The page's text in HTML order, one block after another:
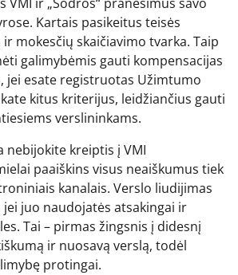
Kartais pasikeitus teisės
mokesčių skaičiavimo tvarka. Taip
galimybėmis gauti kompensacijas
jei esate registruotas Užimtumo
kitus kriterijus, leidžiančius gauti
verslininkams.
nebijokite kreiptis į VMI
paaiškins visus neaiškumus tiek
kanalais. Verslo liudijimas
juo naudojatės atsakingai ir
Tai – pirmas žingsnis į didesnį
ir nuosavą verslą, todėl
protingai.